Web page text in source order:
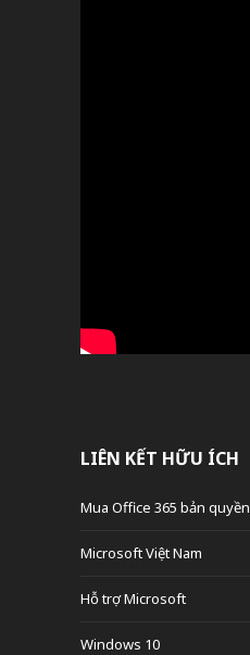
LIÊN KẾT HỮU ÍCH
Mua Office 365 bản quyền
Microsoft Việt Nam
Hỗ trợ Microsoft
Windows 10